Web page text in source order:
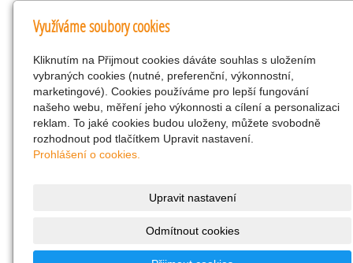
Kontakty
KNK obchodní společnost s r.o.
Komenského 127, Žacléř, 542 01 Číslo účtu:
286293602/0300
25298518
CZ25298518
info@drogerienacestach.cz
286293602/0300
Využíváme soubory cookies
Kliknutím na Přijmout cookies dáváte souhlas s uložením
vybraných cookies (nutné, preferenční, výkonnostní,
marketingové). Cookies používáme pro lepší fungování
našeho webu, měření jeho výkonnosti a cílení a personalizaci
reklam. To jaké cookies budou uloženy, můžete svobodně
rozhodnout pod tlačítkem Upravit nastavení.
Prohlášení o cookies.
Upravit nastavení
Odmítnout cookies